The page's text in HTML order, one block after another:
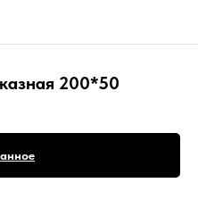
200*50